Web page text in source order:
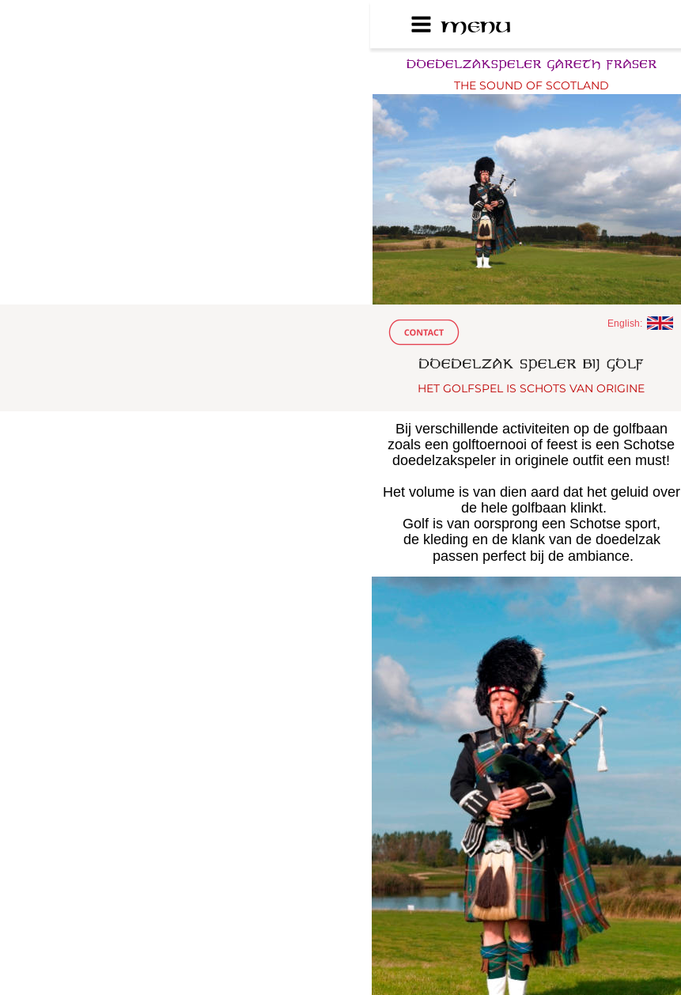
HET GOLFSPEL IS SCHOTS VAN ORIGINE
English:
THE SOUND OF SCOTLAND
Bij verschillende activiteiten op de golfbaan
zoals een golftoernooi of feest is een Schotse
doedelzakspeler in originele outfit een must!
Het volume is van dien aard dat het geluid over
de hele golfbaan klinkt.
Golf is van oorsprong een Schotse sport,
de kleding en de klank van de doedelzak
passen perfect bij de ambiance.